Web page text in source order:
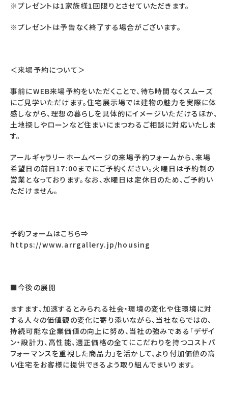
※プレゼントは1家族様1回限りとさせていただきます。
※プレゼントは予告なく終了する場合がございます。
＜来場予約について＞
事前にWEB来場予約をいただくことで、待ち時間なくスムーズ
にご見学いただけます。住宅展示場では建物の魅力を実際に体
感しながら、理想の暮らしを具体的にイメージいただけるほか、
土地探しやローンなど住まいにまつわるご相談に対応いたしま
す。
アールギャラリーホームページの来場予約フォームから、来場
希望日の前日17:00までにご予約ください。火曜日は予約制の
営業となっております。なお、水曜日は定休日のため、ご予約い
ただけません。
予約フォームはこちら⇒
https://www.arrgallery.jp/housing
■今後の展開
ますます、加速するとみられる社会・環境の変化や住環境に対
する人々の価値観の変化に寄り添いながら、当社ならではの、
持続可能な企業価値の向上に努め、当社の強みである「デザイ
ン・設計力、高性能、適正価格の全てにこだわりを持つコストパ
フォーマンスを重視した商品力」を活かして、より付加価値の高
い住宅をお客様に提供できるよう取り組んでまいります。